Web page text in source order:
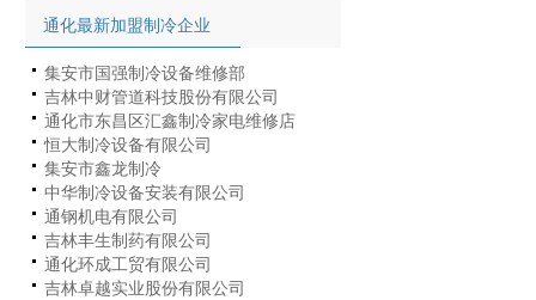
通化最新加盟制冷企业
集安市国强制冷设备维修部
吉林中财管道科技股份有限公司
通化市东昌区汇鑫制冷家电维修店
恒大制冷设备有限公司
集安市鑫龙制冷
中华制冷设备安装有限公司
通钢机电有限公司
吉林丰生制药有限公司
通化环成工贸有限公司
吉林卓越实业股份有限公司